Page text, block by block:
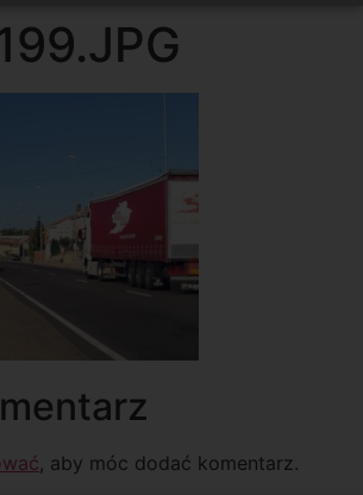
, aby móc dodać komentarz.